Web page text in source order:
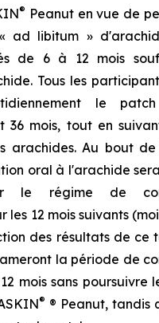
® Peanut en vue de
ad libitum »
de 6 à 12 mois
Tous les
le
36 mois, tout en
arachides. Au bout de
oral à l'arachide
le régime de
les 12 mois suivants
des résultats de ce
la période de
mois sans poursuivre
® ® Peanut, tandis